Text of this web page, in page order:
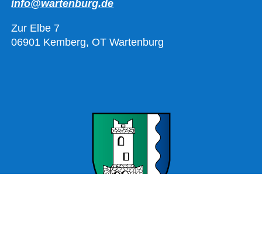
info@wartenburg.de
Zur Elbe 7
06901 Kemberg, OT Wartenburg